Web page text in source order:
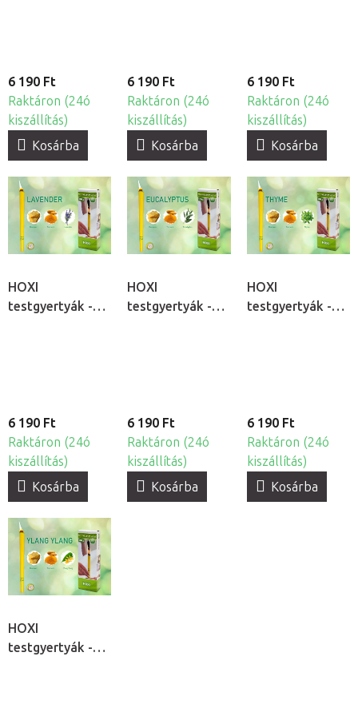
6 190 Ft
Raktáron (24ó
kiszállítás)
Kosárba
6 190 Ft
Raktáron (24ó
kiszállítás)
Kosárba
6 190 Ft
Raktáron (24ó
kiszállítás)
Kosárba
HOXI
testgyertyák -
6 190 Ft
Raktáron (24ó
kiszállítás)
Kosárba
HOXI
testgyertyák -
6 190 Ft
Raktáron (24ó
kiszállítás)
Kosárba
HOXI
testgyertyák -
6 190 Ft
Raktáron (24ó
kiszállítás)
Kosárba
HOXI
testgyertyák -